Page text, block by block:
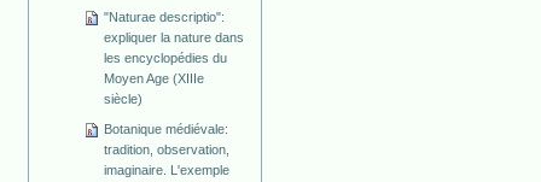
"Naturae descriptio":
expliquer la nature dans
les encyclopédies du
Moyen Age (XIIIe
siècle)
Botanique médiévale:
tradition, observation,
imaginaire. L'exemple